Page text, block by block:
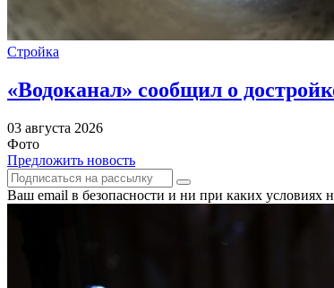
Стройка
«Водоканал» сообщил о
03 августа 2026
Фото
Предложить новость
Ваш email в безопасности и ни при каких